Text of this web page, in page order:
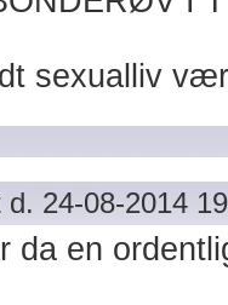
sexualliv
d. 24-08-2014
da en